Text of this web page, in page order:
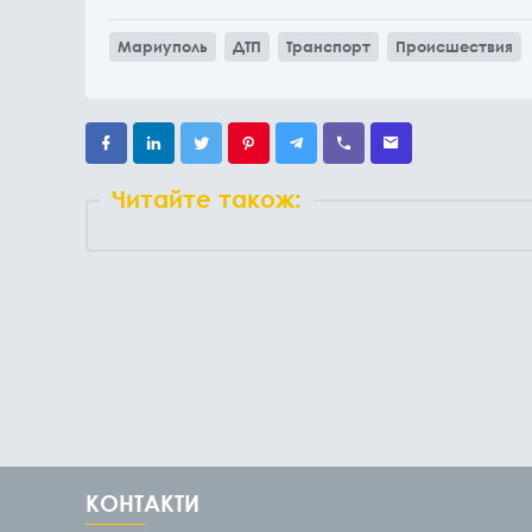
Мариуполь ДТП Транспорт Происшествия
Читайте також:
КОНТАКТИ